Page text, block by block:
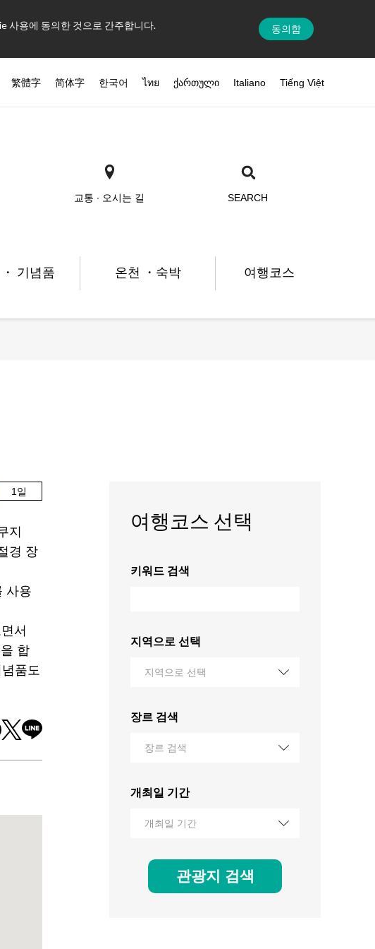
사용에 동의한 것으로 간주합니다. 동의함
繁體字 简体字 한국어 ไทย ქართული Italiano Tiếng Việt
교통 ∙ 오시는 길 SEARCH
기념품 온천 ・숙박 여행코스
1일
지
경 장
사용
서
합
품도
여행코스 선택
키워드 검색
지역으로 선택
지역으로 선택
장르 검색
장르 검색
개최일 기간
개최일 기간
관광지 검색